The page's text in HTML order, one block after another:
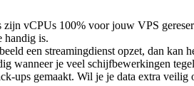
vCPUs 100% voor jouw VPS
handig is.
een streamingdienst opzet, dan kan
wanneer je veel schijfbewerkingen
ups gemaakt. Wil je je data extra veilig